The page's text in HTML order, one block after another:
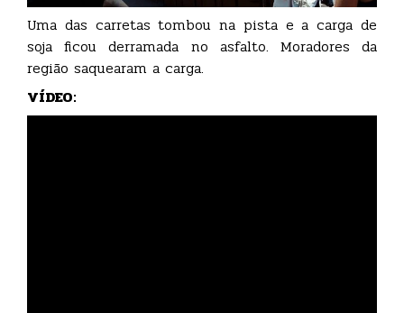
Uma das carretas tombou na pista e a carga de
soja ficou derramada no asfalto. Moradores da
região saquearam a carga.
VÍDEO: